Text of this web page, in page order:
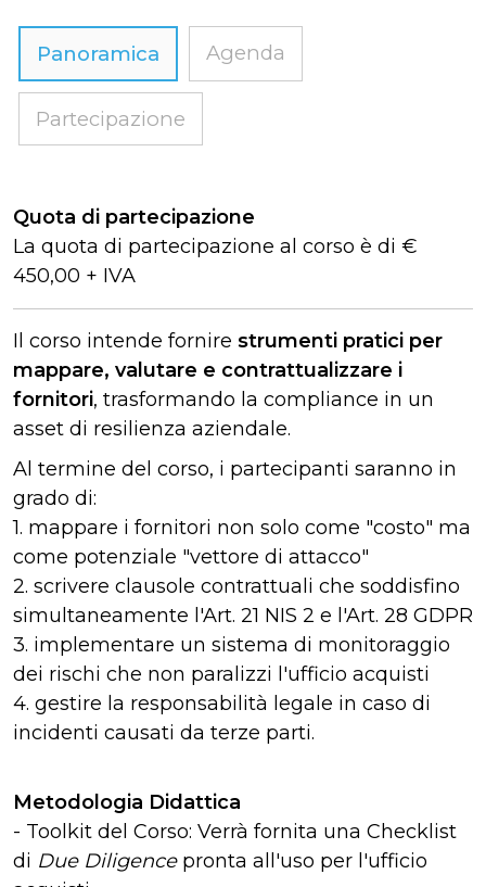
Panoramica Agenda
Partecipazione
Quota di partecipazione
La quota di partecipazione al corso è di €
450,00 + IVA
Il corso intende fornire strumenti pratici per
mappare, valutare e contrattualizzare i
fornitori, trasformando la compliance in un
asset di resilienza aziendale.
Al termine del corso, i partecipanti saranno in
grado di:
1. mappare i fornitori non solo come "costo" ma
come potenziale "vettore di attacco"
2. scrivere clausole contrattuali che soddisfino
simultaneamente l'Art. 21 NIS 2 e l'Art. 28 GDPR
3. implementare un sistema di monitoraggio
dei rischi che non paralizzi l'ufficio acquisti
4. gestire la responsabilità legale in caso di
incidenti causati da terze parti.
Metodologia Didattica
- Toolkit del Corso: Verrà fornita una Checklist
di Due Diligencepronta all'uso per l'ufficio